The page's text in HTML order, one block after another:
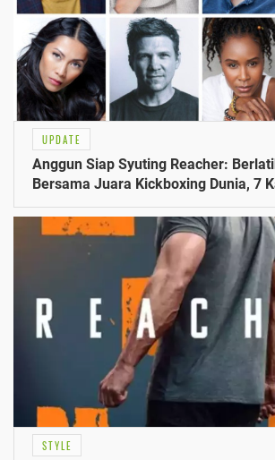
UPDATE
Anggun Siap Syuting Reacher:
Bersama Juara Kickboxing Dunia, 7
STYLE